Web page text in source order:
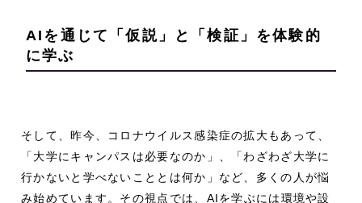
AIを通じて「仮説」と「検証」を体験的
に学ぶ
そして、昨今、コロナウイルス感染症の拡大もあって、
「大学にキャンパスは必要なのか」、「わざわざ大学に
行かないと学べないこととは何か」など、多くの人が悩
み始めています。その視点では、AIを学ぶには環境や設